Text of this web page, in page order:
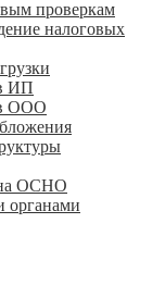
проверкам
налоговых
ИП
ООО
на ОСНО
органами